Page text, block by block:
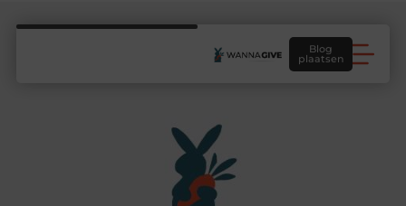
Blog
plaatsen